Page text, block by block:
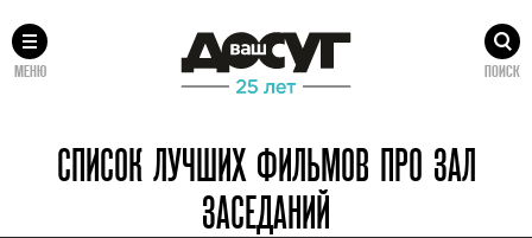
МЕНЮ ПОИСК
СПИСОК ЛУЧШИХ ФИЛЬМОВ ПРО ЗАЛ
ЗАСЕДАНИЙ